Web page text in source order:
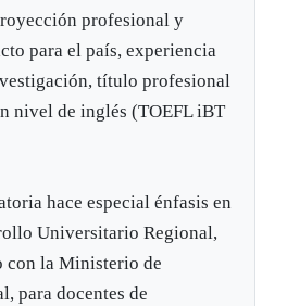
profesional y
para el país, experiencia
título profesional
nivel de inglés (TOEFL iBT
hace especial énfasis en
Universitario Regional,
con la Ministerio de
para docentes de